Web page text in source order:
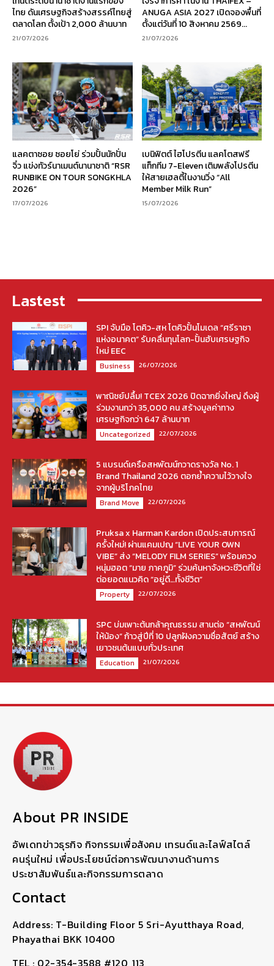
ไทย ดันเศรษฐกิจสร้างสรรค์ไทยสู่
ตลาดโลก ตั้งเป้า 2,000 ล้านบาท
21/07/2026
ANUGA ASIA 2027 เปิดจองพื้นที่
ตั้งแต่วันที่ 10 สิงหาคม 2569...
21/07/2026
แลคตาซอย ซอยโย่ ร่วมปั้นนักปั่น
จิ๋ว แข่งทัวร์นาเมนต์นานาชาติ “RSR
RUNBIKE ON TOUR SONGKHLA
2026”
17/07/2026
เบนิฟิตต์ ไฮโปรตีน แลคโตสฟรี
แท็กทีม 7-Eleven เติมพลังโปรตีน
ให้สายเฮลตี้ในงานวิ่ง “All
Member Milk Run”
15/07/2026
Lastest
SPI จับมือ โตคิว-สห โตคิวปั้นโมเดล “ศรีราชา
แห่งอนาคต” รับคลื่นทุนโลก-ปั้นฮับเศรษฐกิจ
ใหม่ EEC
Business 26/07/2026
พาณิชย์ปลื้ม! TCEX 2026 ปิดฉากยิ่งใหญ่ ดึงผู้
ร่วมงานกว่า 35,000 คน สร้างมูลค่าทาง
เศรษฐกิจกว่า 647 ล้านบาท
Uncategorized 22/07/2026
5 แบรนด์เครือสหพัฒน์กวาดรางวัล No. 1
Brand Thailand 2026 ตอกย้ำความไว้วางใจ
จากผู้บริโภคไทย
Brand Move 22/07/2026
Pruksa x Harman Kardon เปิดประสบการณ์
ครั้งใหม่! ผ่านแคมเปญ “LIVE YOUR OWN
VIBE” ส่ง “MELODY FILM SERIES” พร้อมควง
หนุ่มฮอต “มาย ภาคภูมิ” ร่วมค้นหาจังหวะชีวิตที่ใช่
ต่อยอดแนวคิด “อยู่ดี…ทั้งชีวิต”
Property 22/07/2026
SPC บ่มเพาะต้นกล้าคุณธรรม สานต่อ “สหพัฒน์
ให้น้อง” ก้าวสู่ปีที่ 10 ปลูกฝังความซื่อสัตย์ สร้าง
เยาวชนต้นแบบทั่วประเทศ
Education 21/07/2026
About PR INSIDE
อัพเดทข่าวธุรกิจ กิจกรรมเพื่อสังคม เทรนด์และไลฟ์สไตล์
คนรุ่นใหม่ เพื่อประโยชน์ต่อการพัฒนางานด้านการ
ประชาสัมพันธ์และกิจกรรมการตลาด
Contact
Address: T-Building Floor 5 Sri-Ayutthaya Road,
Phayathai BKK 10400